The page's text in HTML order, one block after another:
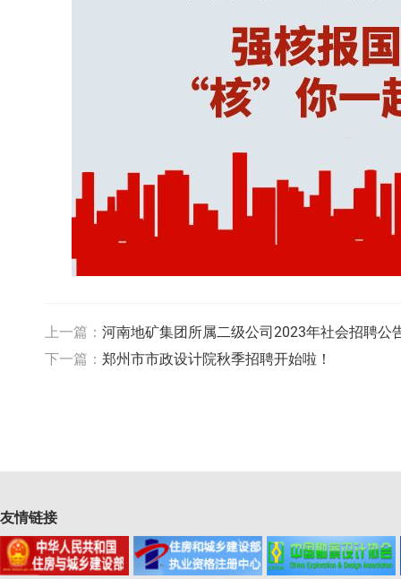
上一篇： 河南地矿集团所属二级公司2023年社会招聘公
下一篇： 郑州市市政设计院秋季招聘开始啦！
友情链接